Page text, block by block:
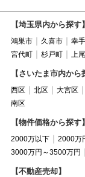
【埼玉県内から探す】
鴻巣市 久喜市 幸
宮代町
杉戸町 上
【さいたま市内から
西区 北区 大宮区
南区
【物件価格から探す】
2000万以下 2000万
3000万円～3500万円
【不動産売却】